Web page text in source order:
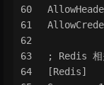
; Redis 相
[Redis]